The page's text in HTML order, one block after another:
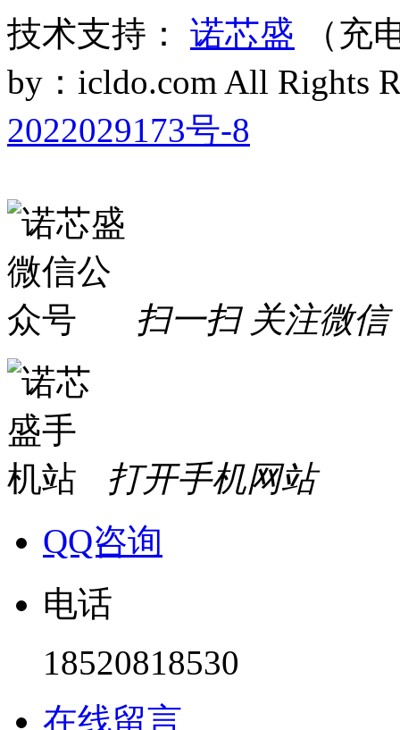
技术支持： 诺芯盛 （充
by：icldo.com All Rights
2022029173号-8
扫一扫 关注微信
打开手机网站
QQ咨询
电话
18520818530
在线留言